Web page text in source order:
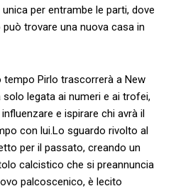
⁢per ⁤entrambe ‍le​ parti,⁣ dove
trovare una nuova ⁣casa⁢ in
Pirlo‍ trascorrerà a ‍New
⁣legata ai numeri e ai trofei,
e ispirare‍ chi avrà il
con lui.Lo sguardo rivolto al
per il passato, creando ‍un
‌calcistico‌ che si⁤ preannuncia
palcoscenico,‍ è‌ lecito